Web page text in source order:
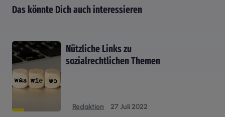
Das könnte Dich auch interessieren
Nützliche Links zu
sozialrechtlichen Themen
Redaktion 27 Juli 2022